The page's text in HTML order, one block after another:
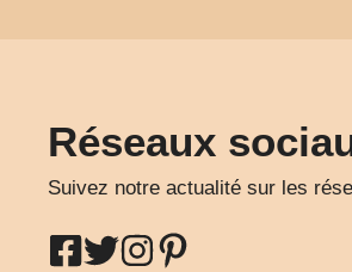
Réseaux
Suivez notre actualité sur les